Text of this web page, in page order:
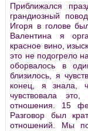
Приближался
грандиозный
Игоря в голове
Валентина я
красное вино,
это не подогрело
оборвалось в
близилось, я
конец, я знала,
чувствовала
отношения. 15
Разговор был
отношений. Мы